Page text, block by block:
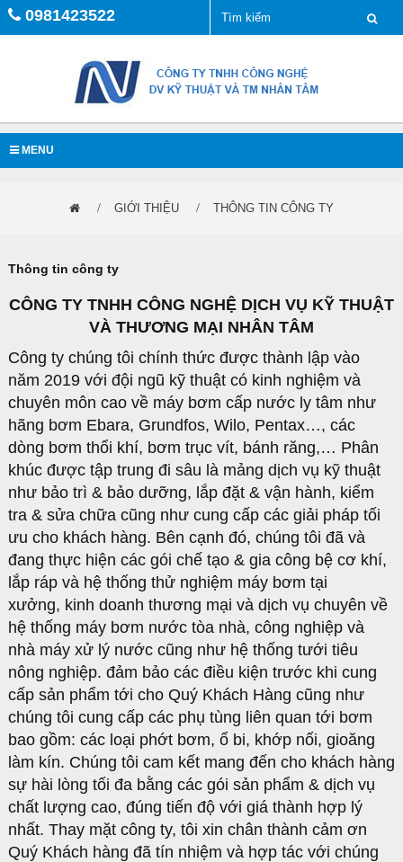
0981423522
MENU
GIỚI THIỆU THÔNG TIN CÔNG TY
Thông tin công ty
CÔNG TY TNHH CÔNG NGHỆ DỊCH VỤ KỸ THUẬT
VÀ THƯƠNG MẠI NHÂN TÂM
Công ty chúng tôi chính thức được thành lập vào
năm 2019 với đội ngũ kỹ thuật có kinh nghiệm và
chuyên môn cao về máy bơm cấp nước ly tâm như
hãng bơm Ebara, Grundfos, Wilo, Pentax…, các
dòng bơm thổi khí, bơm trục vít, bánh răng,… Phân
khúc được tập trung đi sâu là mảng dịch vụ kỹ thuật
như bảo trì & bảo dưỡng, lắp đặt & vận hành, kiểm
tra & sửa chữa cũng như cung cấp các giải pháp tối
ưu cho khách hàng. Bên cạnh đó, chúng tôi đã và
đang thực hiện các gói chế tạo & gia công bệ cơ khí,
lắp ráp và hệ thống thử nghiệm máy bơm tại
xưởng, kinh doanh thương mại và dịch vụ chuyên về
hệ thống máy bơm nước tòa nhà, công nghiệp và
nhà máy xử lý nước cũng như hệ thống tưới tiêu
nông nghiệp. đảm bảo các điều kiện trước khi cung
cấp sản phẩm tới cho Quý Khách Hàng cũng như
chúng tôi cung cấp các phụ tùng liên quan tới bơm
bao gồm: các loại phớt bơm, ổ bi, khớp nối, gioăng
làm kín. Chúng tôi cam kết mang đến cho khách hàng
sự hài lòng tối đa bằng các gói sản phẩm & dịch vụ
chất lượng cao, đúng tiến độ với giá thành hợp lý
nhất. Thay mặt công ty, tôi xin chân thành cảm ơn
Quý Khách hàng đã tín nhiệm và hợp tác với chúng